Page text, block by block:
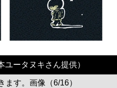
ユータヌキさん提供）
ます。画像（6/16）